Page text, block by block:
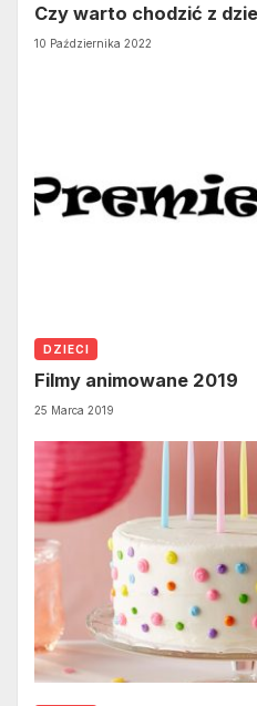
Czy warto chodzić z
10 Października 2022
DZIECI
Filmy animowane 2019
25 Marca 2019